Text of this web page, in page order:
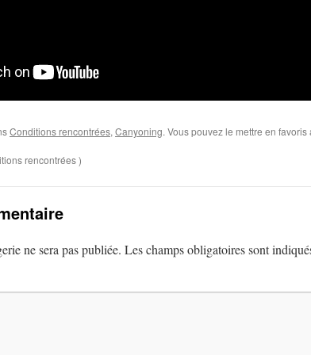
Conditions rencontrées, Canyoning. Vous pouvez le mettre en favoris
rencontrées )
ne sera pas publiée. Les champs obligatoires sont